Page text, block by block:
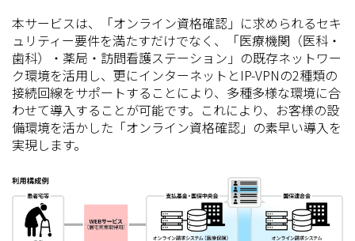
本サービスは、「オンライン資格確認」に求められるセキ
ュリティー要件を満たすだけでなく、「医療機関（医科・
歯科）・薬局・訪問看護ステーション」の既存ネットワー
ク環境を活用し、更にインターネットとIP-VPNの2種類の
接続回線をサポートすることにより、多種多様な環境に合
わせて導入することが可能です。これにより、お客様の設
備環境を活かした「オンライン資格確認」の素早い導入を
実現します。